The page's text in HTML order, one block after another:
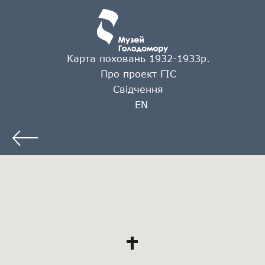
Карта поховань 1932-1933р.
Про проект ГІС
Свідчення
EN